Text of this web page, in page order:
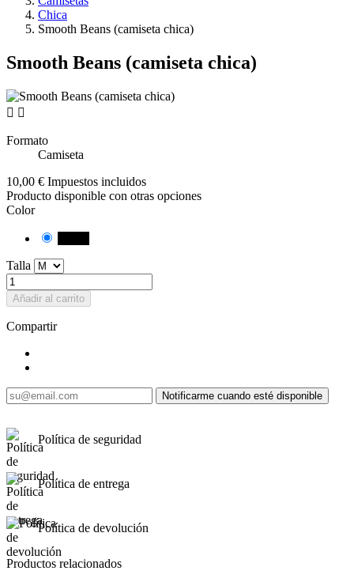
Chica
Smooth Beans (camiseta chica)
Smooth Beans (camiseta chica)
 
Formato
Camiseta
10,00 € Impuestos incluidos
Producto disponible con otras opciones
Color
Talla
Añadir al carrito
Compartir
Notificarme cuando esté disponible
Política de seguridad
Política de entrega
Política de devolución
Productos relacionados